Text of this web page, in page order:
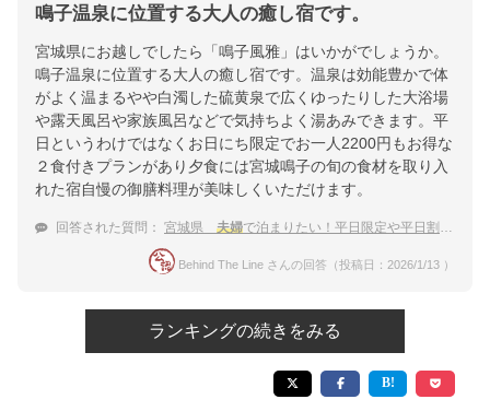
鳴子温泉に位置する大人の癒し宿です。
宮城県にお越しでしたら「鳴子風雅」はいかがでしょうか。
鳴子温泉に位置する大人の癒し宿です。温泉は効能豊かで体
がよく温まるやや白濁した硫黄泉で広くゆったりした大浴場
や露天風呂や家族風呂などで気持ちよく湯あみできます。平
日というわけではなくお日にち限定でお一人2200円もお得な
２食付きプランがあり夕食には宮城鳴子の旬の食材を取り入
れた宿自慢の御膳料理が美味しくいただけます。
回答された質問： 宮城県 夫婦で泊まりたい！平日限定や平日割のあるおすすめ温泉宿
Behind The Line さんの回答（投稿日：2026/1/13 ）
ランキングの続きをみる